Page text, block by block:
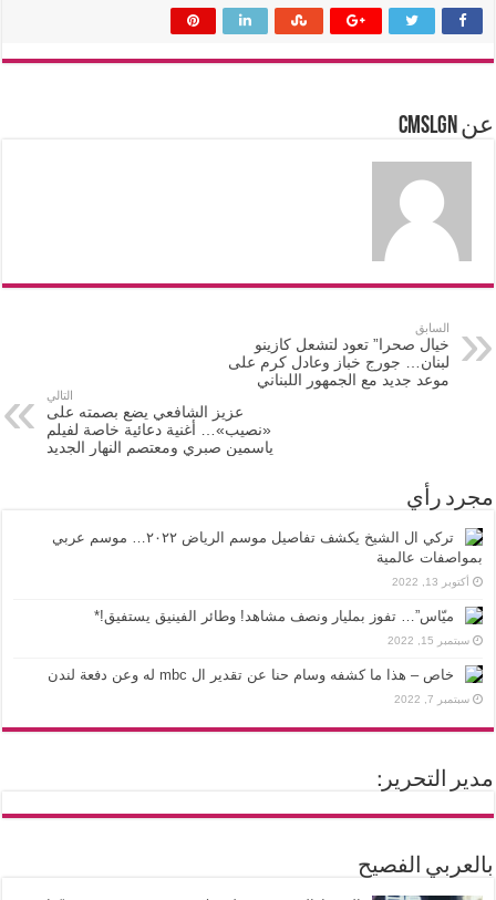
عن cmslgn
السابق
خيال صحرا” تعود لتشعل كازينو
لبنان… جورج خباز وعادل كرم على
موعد جديد مع الجمهور اللبناني
التالي
عزيز الشافعي يضع بصمته على
«نصيب»… أغنية دعائية خاصة لفيلم
ياسمين صبري ومعتصم النهار الجديد
مجرد رأي
تركي ال الشيخ يكشف تفاصيل موسم الرياض ٢٠٢٢… موسم عربي
بمواصفات عالمية
أكتوبر 13, 2022
ميّاس”… تفوز بمليار ونصف مشاهد! وطائر الفينيق يستفيق!*
سبتمبر 15, 2022
خاص – هذا ما كشفه وسام حنا عن تقدير ال mbc له وعن دفعة لندن
سبتمبر 7, 2022
مدير التحرير:
بالعربي الفصيح